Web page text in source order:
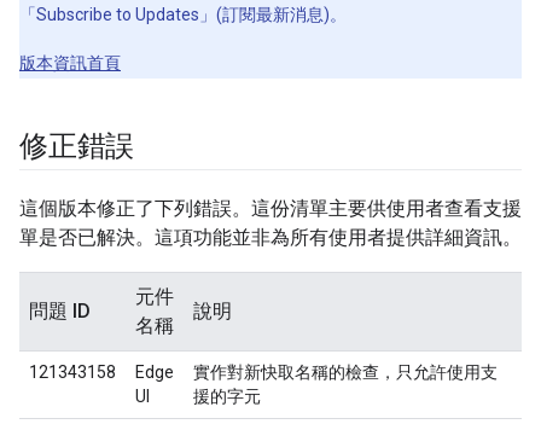
「Subscribe to Updates」(訂閱最新消息)。
版本資訊首頁
修正錯誤
這個版本修正了下列錯誤。這份清單主要供使用者查看支援
單是否已解決。這項功能並非為所有使用者提供詳細資訊。
問題 ID
元件
名稱
說明
121343158
Edge
UI
實作對新快取名稱的檢查，只允許使用支
援的字元